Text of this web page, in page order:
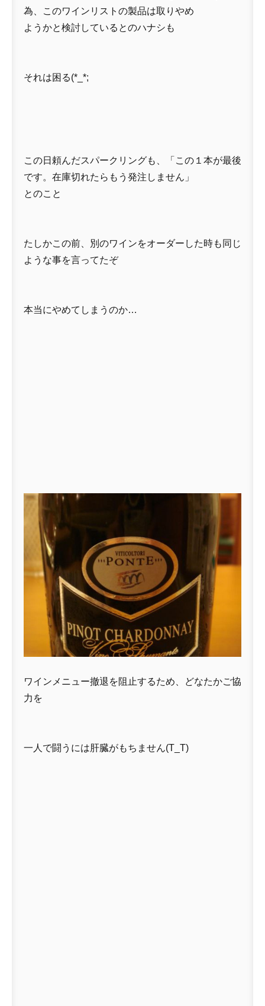
為、このワインリストの製品は取りやめ
ようかと検討しているとのハナシも
それは困る(*_*;
この日頼んだスパークリングも、「この１本が最後
です。在庫切れたらもう発注しません」
とのこと
たしかこの前、別のワインをオーダーした時も同じ
ような事を言ってたぞ
本当にやめてしまうのか…
ワインメニュー撤退を阻止するため、どなたかご協
力を
一人で闘うには肝臓がもちません(T_T)